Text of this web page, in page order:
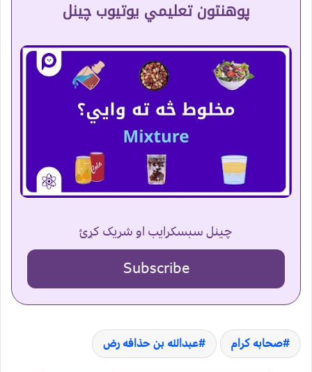
پوهنتون تعلیمي یوتیوب چینل
چینل سبسکرایب او شریک کړئ
Subscribe
صحابه کرام عبدالله بن حذافه رض